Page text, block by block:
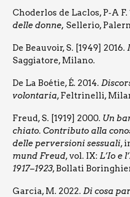
Cho­der­los de Laclos, P‑A F.
del­le don­ne, Sel­le­rio,
De Beau­voir, S. [1949] 2016.
Sag­gia­to­re, Mila­no.
De La Boé­tie, É. 2014.
volon­ta­ria, Fel­tri­nel­li,
Freud, S. [1919] 2000. Un
chia­to. Con­tri­bu­to alla
del­le per­ver­sio­ni ses­sua­li,
mund Freud, vol. IX: L’Io e
1917–1923, Bol­la­ti
Gar­cia, M. 2022. Di cosa